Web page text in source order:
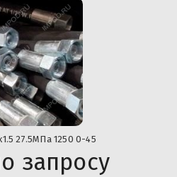
27.5МПа 1250 0-45
запросу